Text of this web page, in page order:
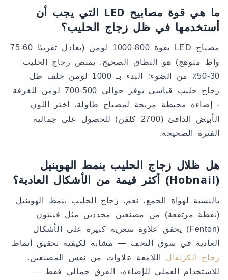
ما هي قوة مصابيح LED التي يجب أن
أستخدمها في ظل زجاج الحليب؟
مصباح LED بقوة 800-1000 لومن (يعادل تقريبًا 60-75
واط متوهج) هو النطاق الصحيح. يمتص زجاج الحليب
30-50٪ من الضوء؛ البدء بـ 1000 لومن خلف ظل
زجاج حليب قياسي يوفر حوالي 500-700 لومن للغرفة
- إضاءة محيطة مريحة لمصباح طاولة. اختر اللون
الأبيض الدافئ (2700 كلفن) للحصول على جمالية
الفترة الصحيحة.
هل ظلال زجاج الحليب بنمط الهوبنيل
(Hobnail) أكثر قيمة من الأشكال العادية؟
بالنسبة لهواة الجمع، نعم. زجاج الحليب بنمط الهوبنيل
(نقطة مرتفعة) من مصنعين محددين مثل فينتون
(Fenton) يحقق علاوة سعرية كبيرة على الأشكال
العادية في سوق التحف — مشابه لكيفية تحقيق أنماط
زجاج الكرنفال اللامعة علاوات من نفس المصنعين.
للاستخدام العملي للإضاءة، الفرق جمالي فقط —